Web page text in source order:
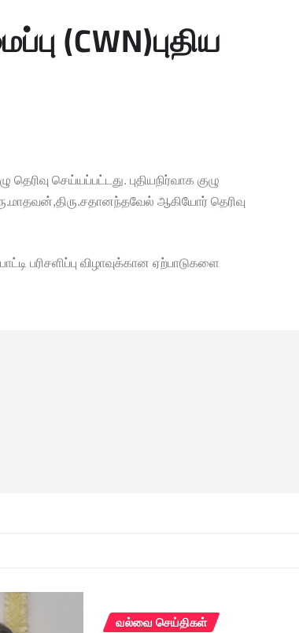
(CWN)புதிய
செய்யப்பட்டது. புதியநிர்வாக குழு
ரு.சதானந்தவேல் ஆகியோர் தெரிவு
பரிசளிப்பு விழாவுக்கான ஏற்பாடுகளை
வல்வை செய்திகள்